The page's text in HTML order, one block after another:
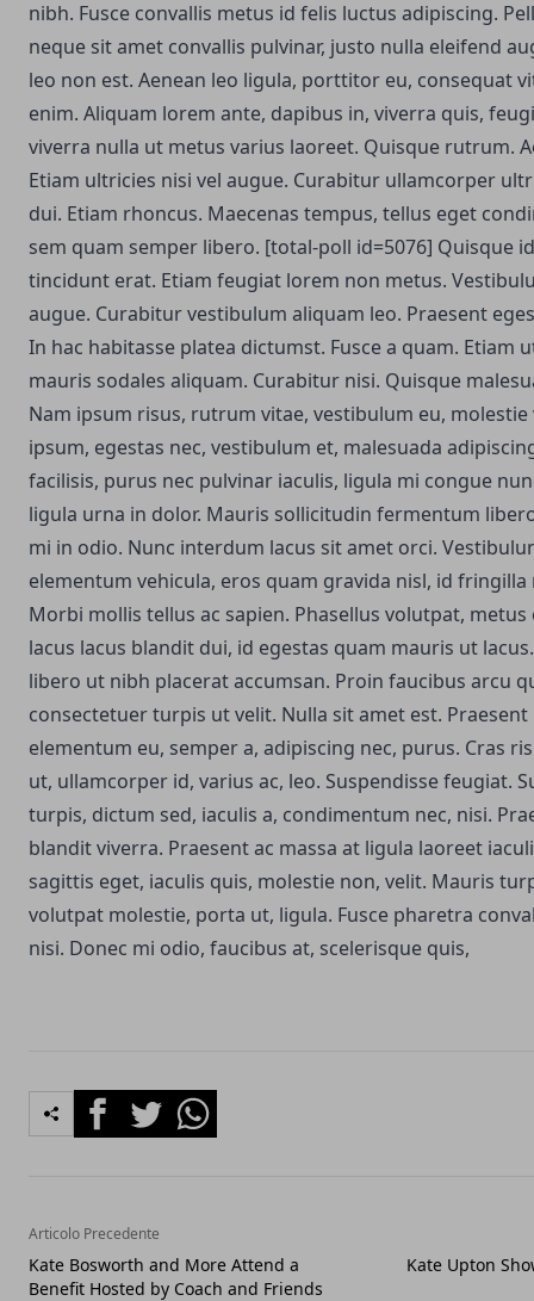
nibh. Fusce convallis metus id felis luctus adipiscing.
neque sit amet convallis pulvinar, justo nulla eleifend
leo non est. Aenean leo ligula, porttitor eu, consequat
enim. Aliquam lorem ante, dapibus in, viverra quis,
viverra nulla ut metus varius laoreet. Quisque rutrum.
Etiam ultricies nisi vel augue. Curabitur ullamcorper
dui. Etiam rhoncus. Maecenas tempus, tellus eget
sem quam semper libero. [total-poll id=5076] Quisque
tincidunt erat. Etiam feugiat lorem non metus.
augue. Curabitur vestibulum aliquam leo. Praesent
In hac habitasse platea dictumst. Fusce a quam. Etiam
mauris sodales aliquam. Curabitur nisi. Quisque
Nam ipsum risus, rutrum vitae, vestibulum eu, molestie
ipsum, egestas nec, vestibulum et, malesuada
facilisis, purus nec pulvinar iaculis, ligula mi congue
ligula urna in dolor. Mauris sollicitudin fermentum
mi in odio. Nunc interdum lacus sit amet orci.
elementum vehicula, eros quam gravida nisl, id fringilla
Morbi mollis tellus ac sapien. Phasellus volutpat,
lacus lacus blandit dui, id egestas quam mauris ut
libero ut nibh placerat accumsan. Proin faucibus arcu
consectetuer turpis ut velit. Nulla sit amet est.
elementum eu, semper a, adipiscing nec, purus. Cras
ut, ullamcorper id, varius ac, leo. Suspendisse feugiat.
turpis, dictum sed, iaculis a, condimentum nec, nisi.
blandit viverra. Praesent ac massa at ligula laoreet
sagittis eget, iaculis quis, molestie non, velit. Mauris
volutpat molestie, porta ut, ligula. Fusce pharetra
nisi. Donec mi odio, faucibus at, scelerisque quis,
FacebookTwitterWhatsapp
Articolo Precedente
Kate Bosworth and More Attend a
Benefit Hosted by Coach and Friends
Kate Upton